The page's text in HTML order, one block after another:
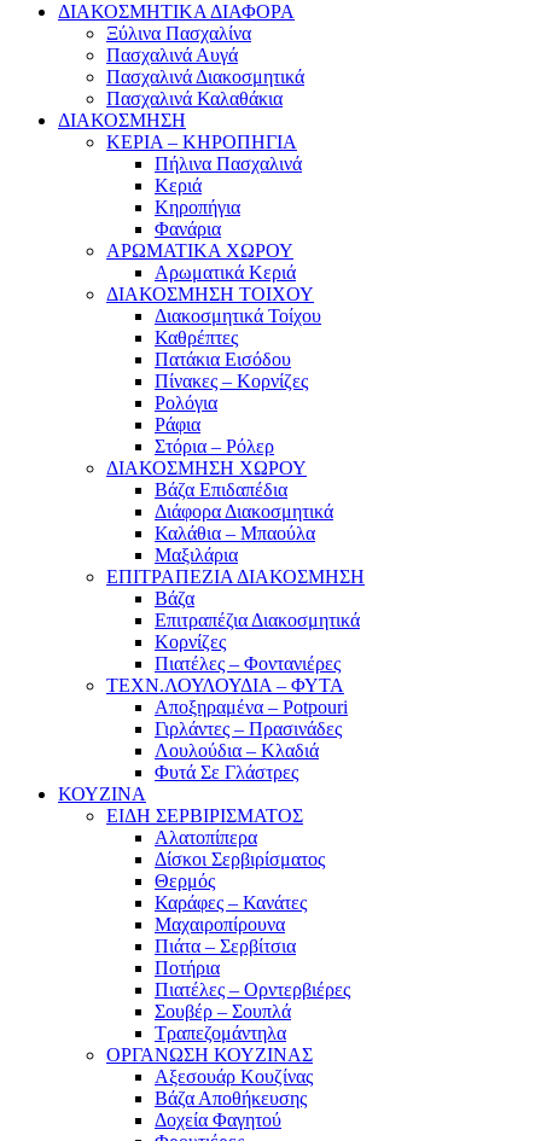
ΔΙΑΚΟΣΜΗΤΙΚΑ ΔΙΑΦΟΡΑ
Ξύλινα Πασχαλίνα
Πασχαλινά Αυγά
Πασχαλινά Διακοσμητικά
Πασχαλινά Καλαθάκια
ΔΙΑΚΟΣΜΗΣΗ
ΚΕΡΙΑ – ΚΗΡΟΠΗΓΙΑ
Πήλινα Πασχαλινά
Κεριά
Κηροπήγια
Φανάρια
ΑΡΩΜΑΤΙΚΑ ΧΩΡΟΥ
Αρωματικά Κεριά
ΔΙΑΚΟΣΜΗΣΗ ΤΟΙΧΟΥ
Διακοσμητικά Τοίχου
Καθρέπτες
Πατάκια Εισόδου
Πίνακες – Κορνίζες
Ρολόγια
Ράφια
Στόρια – Ρόλερ
ΔΙΑΚΟΣΜΗΣΗ ΧΩΡΟΥ
Βάζα Επιδαπέδια
Διάφορα Διακοσμητικά
Καλάθια – Μπαούλα
Μαξιλάρια
ΕΠΙΤΡΑΠΕΖΙΑ ΔΙΑΚΟΣΜΗΣΗ
Βάζα
Επιτραπέζια Διακοσμητικά
Κορνίζες
Πιατέλες – Φοντανιέρες
ΤΕΧΝ.ΛΟΥΛΟΥΔΙΑ – ΦΥΤΑ
Αποξηραμένα – Potpouri
Γιρλάντες – Πρασινάδες
Λουλούδια – Κλαδιά
Φυτά Σε Γλάστρες
ΚΟΥΖΙΝΑ
ΕΙΔΗ ΣΕΡΒΙΡΙΣΜΑΤΟΣ
Αλατοπίπερα
Δίσκοι Σερβιρίσματος
Θερμός
Καράφες – Κανάτες
Μαχαιροπίρουνα
Πιάτα – Σερβίτσια
Ποτήρια
Πιατέλες – Ορντερβιέρες
Σουβέρ – Σουπλά
Τραπεζομάντηλα
ΟΡΓΑΝΩΣΗ ΚΟΥΖΙΝΑΣ
Αξεσουάρ Κουζίνας
Βάζα Αποθήκευσης
Δοχεία Φαγητού